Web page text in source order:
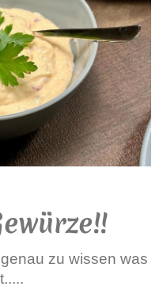
zu wissen was